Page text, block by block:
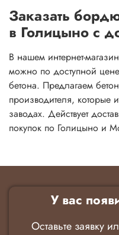
Заказать
в Голицыно с
В нашем интернет-
можно по доступной
бетона. Предлагаем
производителя, которые
заводах. Действует
покупок по Голицыно и
У вас
Оставьте заявку